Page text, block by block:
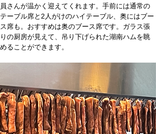
員さんが温かく迎えてくれます。手前には通常の
テーブル席と2人がけのハイテーブル、奥にはブー
ス席も。おすすめは奥のブース席です。ガラス張
りの厨房が見えて、吊り下げられた湖南ハムを眺
めることができます。